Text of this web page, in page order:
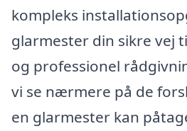
kompleks
glarmester din sikre vej
og professionel
vi se nærmere på de
en glarmester kan